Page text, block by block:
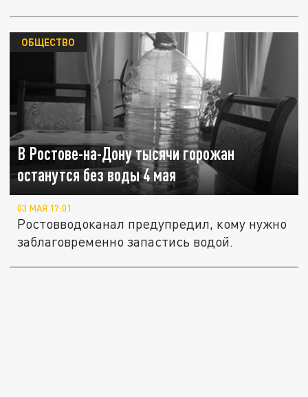
В Ростове-на-Дону тысячи горожан
останутся без воды 4 мая
ОБЩЕСТВО
03 МАЯ 17:01
Ростовводоканал предупредил, кому нужно
заблаговременно запастись водой.